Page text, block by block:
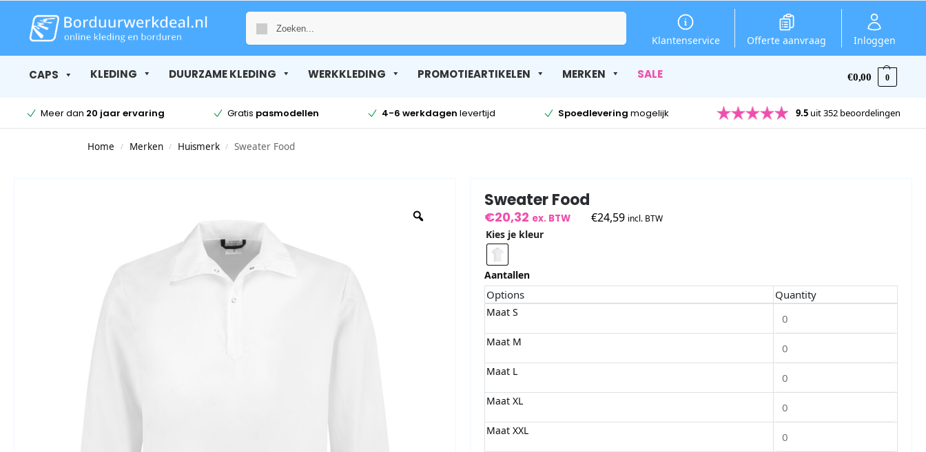
Klantenservice Offerte aanvraag Inloggen
CAPS KLEDING DUURZAME KLEDING WERKKLEDING PROMOTIEARTIKELEN MERKEN SALE €0,00 0
Meer dan 20 jaar ervaring Gratis pasmodellen 4-6 werkdagen levertijd Spoedlevering mogelijk 9.5 uit 352 beoordelingen
Home / Merken / Huismerk / Sweater Food
Sweater Food
€20,32 ex. BTW €24,59 incl. BTW
Kies je kleur
Aantallen
Options Quantity
Maat S
Maat M
Maat L
Maat XL
Maat XXL